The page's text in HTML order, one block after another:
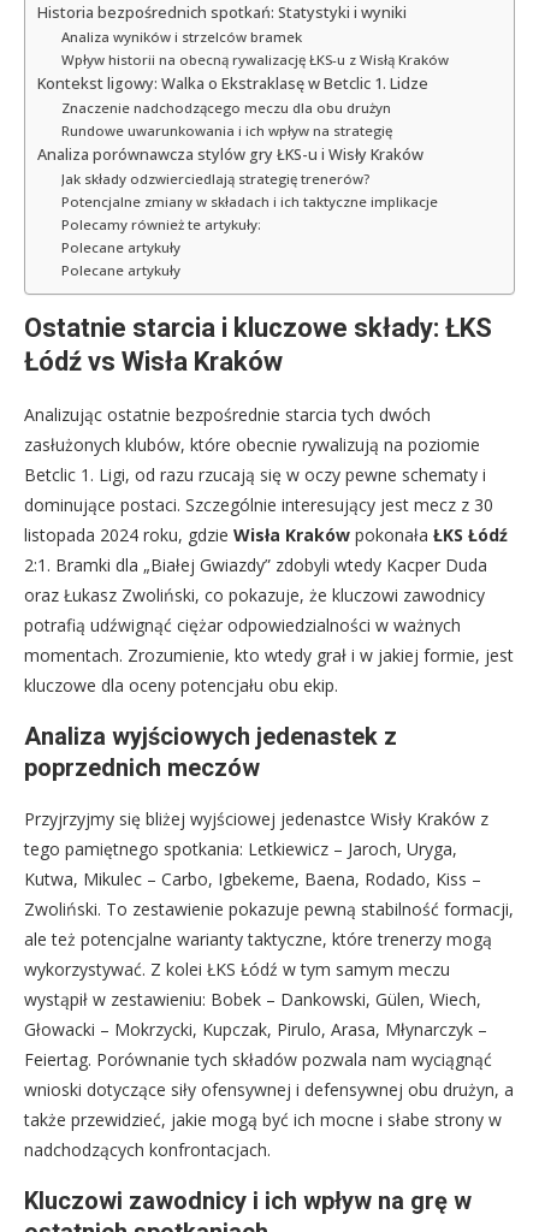
Historia bezpośrednich spotkań: Statystyki i wyniki
Analiza wyników i strzelców bramek
Wpływ historii na obecną rywalizację ŁKS-u z Wisłą Kraków
Kontekst ligowy: Walka o Ekstraklasę w Betclic 1. Lidze
Znaczenie nadchodzącego meczu dla obu drużyn
Rundowe uwarunkowania i ich wpływ na strategię
Analiza porównawcza stylów gry ŁKS-u i Wisły Kraków
Jak składy odzwierciedlają strategię trenerów?
Potencjalne zmiany w składach i ich taktyczne implikacje
Polecamy również te artykuły:
Polecane artykuły
Polecane artykuły
Ostatnie starcia i kluczowe składy: ŁKS
Łódź vs Wisła Kraków
Analizując ostatnie bezpośrednie starcia tych dwóch
zasłużonych klubów, które obecnie rywalizują na poziomie
Betclic 1. Ligi, od razu rzucają się w oczy pewne schematy i
dominujące postaci. Szczególnie interesujący jest mecz z 30
listopada 2024 roku, gdzie Wisła Kraków pokonała ŁKS Łódź
2:1. Bramki dla „Białej Gwiazdy” zdobyli wtedy Kacper Duda
oraz Łukasz Zwoliński, co pokazuje, że kluczowi zawodnicy
potrafią udźwignąć ciężar odpowiedzialności w ważnych
momentach. Zrozumienie, kto wtedy grał i w jakiej formie, jest
kluczowe dla oceny potencjału obu ekip.
Analiza wyjściowych jedenastek z
poprzednich meczów
Przyjrzyjmy się bliżej wyjściowej jedenastce Wisły Kraków z
tego pamiętnego spotkania: Letkiewicz – Jaroch, Uryga,
Kutwa, Mikulec – Carbo, Igbekeme, Baena, Rodado, Kiss –
Zwoliński. To zestawienie pokazuje pewną stabilność formacji,
ale też potencjalne warianty taktyczne, które trenerzy mogą
wykorzystywać. Z kolei ŁKS Łódź w tym samym meczu
wystąpił w zestawieniu: Bobek – Dankowski, Gülen, Wiech,
Głowacki – Mokrzycki, Kupczak, Pirulo, Arasa, Młynarczyk –
Feiertag. Porównanie tych składów pozwala nam wyciągnąć
wnioski dotyczące siły ofensywnej i defensywnej obu drużyn, a
także przewidzieć, jakie mogą być ich mocne i słabe strony w
nadchodzących konfrontacjach.
Kluczowi zawodnicy i ich wpływ na grę w